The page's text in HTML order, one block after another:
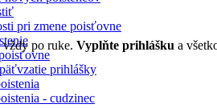
pri zmene poisťovne
prihlášky
- cudzinec
vždy po ruke. Vyplňte prihlášku a